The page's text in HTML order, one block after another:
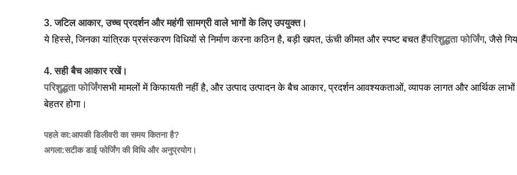
3. जटिल आकार, उच्च प्रदर्शन और महंगी सामग्री वाले भागों के लिए उपयुक्त।
ये हिस्से, जिनका यांत्रिक प्रसंस्करण विधियों से निर्माण करना कठिन है, बड़ी खपत, ऊंची कीमत और स्पष्ट बचत हैंपरिशुद्धता फोर्जिंग, जैसे
4. सही बैच आकार रखें।
परिशुद्धता फोर्जिंगसभी मामलों में किफायती नहीं है, और उत्पाद उत्पादन के बैच आकार, प्रदर्शन आवश्यकताओं, व्यापक लागत और आर्थिक लाभों
बेहतर होगा।
पहले का:आपकी डिलीवरी का समय कितना है?
अगला:सटीक डाई फोर्जिंग की विधि और अनुप्रयोग।